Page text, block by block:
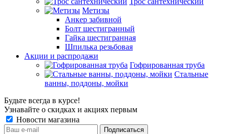
Метизы
Анкер забивной
Болт шестигранный
Гайка шестигранная
Шпилька резьбовая
Акции и распродажи
Гофрированная труба
Стальные
ванны, поддоны, мойки
Будьте всегда в курсе!
Узнавайте о скидках и акциях первым
Новости магазина